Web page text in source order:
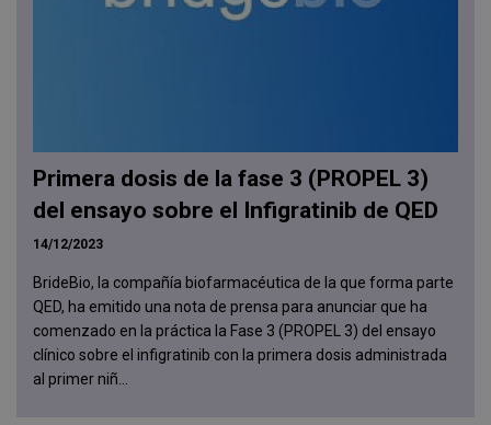
Primera dosis de la fase 3 (PROPEL 3)
del ensayo sobre el Infigratinib de QED
14/12/2023
BrideBio, la compañía biofarmacéutica de la que forma parte
QED, ha emitido una nota de prensa para anunciar que ha
comenzado en la práctica la Fase 3 (PROPEL 3) del ensayo
clínico sobre el infigratinib con la primera dosis administrada
al primer niñ...